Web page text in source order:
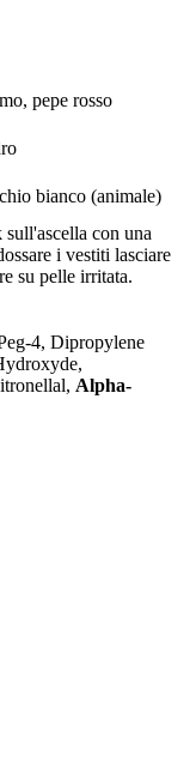
pepe rosso
bianco (animale)
con una
i vestiti lasciare
su pelle irritata.
4, Dipropylene
Alpha-